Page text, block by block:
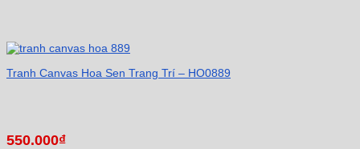
Tranh Canvas Hoa Sen Trang Trí – HO0889
550.000₫